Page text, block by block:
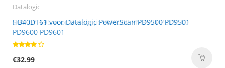
Datalogic
SGV-BY-195 voor Datalogic PM9500 PM9501 PBT9500
€42.99
Datalogic
HB40DT61 voor Datalogic PowerScan PD9500 PD9501
PD9600 PD9601
€32.99